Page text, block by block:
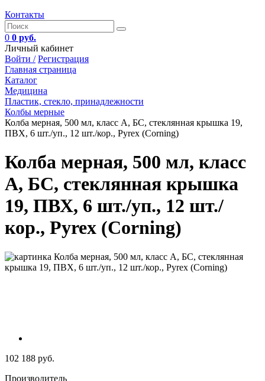
Контакты
0 0 руб.
Личный кабинет
Войти / Регистрация
Главная страница
Каталог
Медицина
Пластик, стекло, принадлежности
Колбы мерные
Колба мерная, 500 мл, класс А, БС, стеклянная крышка 19,
ПВХ, 6 шт./уп., 12 шт./кор., Pyrex (Corning)
Колба мерная, 500 мл, класс
А, БС, стеклянная крышка
19, ПВХ, 6 шт./уп., 12 шт./
кор., Pyrex (Corning)
102 188 руб.
Производитель